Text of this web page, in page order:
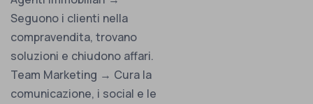
Seguono i clienti nella
compravendita, trovano
soluzioni e chiudono affari.
Team Marketing → Cura la
comunicazione, i social e le